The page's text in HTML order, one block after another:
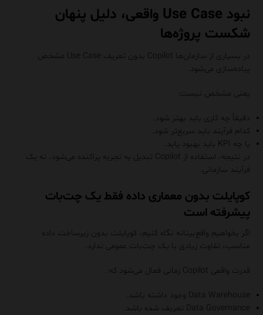
نبود Use Case واقعی، دلیل پنهان
شکست پروژه‌ها
در بسیاری از سازمان‌ها Copilot بدون تعریف Use Case مشخص
پیاده‌سازی می‌شود.
یعنی مشخص نیست:
دقیقاً چه کاری باید بهتر شود.
کدام فرآیند باید سریع‌تر شود.
یا چه KPI باید بهبود یابد.
در نتیجه، استفاده از Copilot تبدیل به تجربه پراکنده می‌شود، نه یک
فرآیند سازمانی.
کوپایلت بدون معماری داده فقط یک چت‌بات
پیشرفته است
اگر بخواهیم واقع‌بینانه نگاه کنیم، کوپایلت بدون زیرساخت داده
مناسب، تفاوت زیادی با یک چت‌بات عمومی ندارد.
قدرت واقعی Copilot زمانی فعال می‌شود که:
Data Warehouse وجود داشته باشد.
Data Governance تعریف شده باشد.